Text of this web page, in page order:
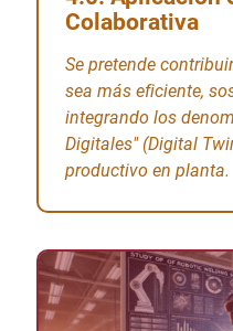
Colaborativa
Se pretende
sea más eficiente,
integrando los
Digitales" (Digital
productivo en planta.